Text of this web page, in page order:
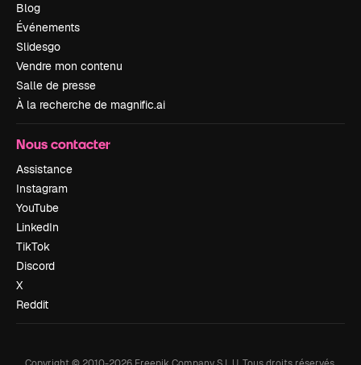
Blog
Événements
Slidesgo
Vendre mon contenu
Salle de presse
À la recherche de magnific.ai
Nous contacter
Assistance
Instagram
YouTube
LinkedIn
TikTok
Discord
X
Reddit